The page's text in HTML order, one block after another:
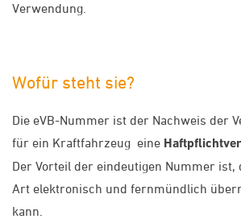
Verwendung.
Wofür steht sie?
Die eVB-Nummer ist der Nachweis der
für ein Kraftfahrzeug eine
Der Vorteil der eindeutigen Nummer ist,
Art elektronisch und fernmündlich
kann.